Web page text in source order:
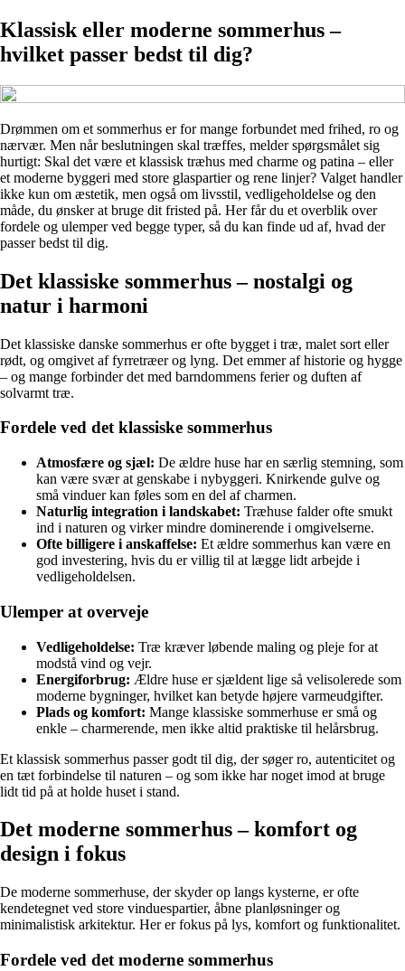
Klassisk eller moderne sommerhus –
hvilket passer bedst til dig?
Drømmen om et sommerhus er for mange forbundet med frihed, ro og
nærvær. Men når beslutningen skal træffes, melder spørgsmålet sig
hurtigt: Skal det være et klassisk træhus med charme og patina – eller
et moderne byggeri med store glaspartier og rene linjer? Valget handler
ikke kun om æstetik, men også om livsstil, vedligeholdelse og den
måde, du ønsker at bruge dit fristed på. Her får du et overblik over
fordele og ulemper ved begge typer, så du kan finde ud af, hvad der
passer bedst til dig.
Det klassiske sommerhus – nostalgi og
natur i harmoni
Det klassiske danske sommerhus er ofte bygget i træ, malet sort eller
rødt, og omgivet af fyrretræer og lyng. Det emmer af historie og hygge
– og mange forbinder det med barndommens ferier og duften af
solvarmt træ.
Fordele ved det klassiske sommerhus
Atmosfære og sjæl: De ældre huse har en særlig stemning, som
kan være svær at genskabe i nybyggeri. Knirkende gulve og
små vinduer kan føles som en del af charmen.
Naturlig integration i landskabet: Træhuse falder ofte smukt
ind i naturen og virker mindre dominerende i omgivelserne.
Ofte billigere i anskaffelse: Et ældre sommerhus kan være en
god investering, hvis du er villig til at lægge lidt arbejde i
vedligeholdelsen.
Ulemper at overveje
Vedligeholdelse: Træ kræver løbende maling og pleje for at
modstå vind og vejr.
Energiforbrug: Ældre huse er sjældent lige så velisolerede som
moderne bygninger, hvilket kan betyde højere varmeudgifter.
Plads og komfort: Mange klassiske sommerhuse er små og
enkle – charmerende, men ikke altid praktiske til helårsbrug.
Et klassisk sommerhus passer godt til dig, der søger ro, autenticitet og
en tæt forbindelse til naturen – og som ikke har noget imod at bruge
lidt tid på at holde huset i stand.
Det moderne sommerhus – komfort og
design i fokus
De moderne sommerhuse, der skyder op langs kysterne, er ofte
kendetegnet ved store vinduespartier, åbne planløsninger og
minimalistisk arkitektur. Her er fokus på lys, komfort og funktionalitet.
Fordele ved det moderne sommerhus